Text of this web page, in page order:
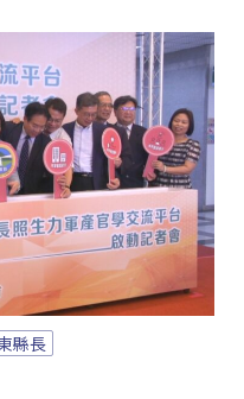
縣長